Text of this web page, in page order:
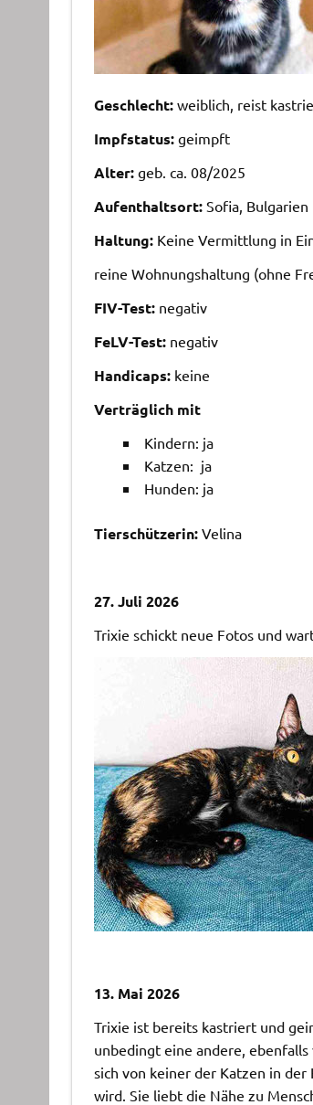
Geschlecht: weiblich, reist
Impfstatus:geimpft
Alter: geb. ca. 08/2025
Aufenthaltsort:Sofia, Bulgarien
Haltung: Keine Vermittlung in
reine Wohnungshaltung (ohne
FIV-Test:negativ
FeLV-Test:negativ
Handicaps:keine
Verträglich mit
Kindern: ja
Katzen: ja
Hunden: ja
Tierschützerin:Velina
27. Juli 2026
Trixie schickt neue Fotos und
13. Mai 2026
Trixie ist bereits kastriert und
unbedingt eine andere,
sich von keiner der Katzen in
wird. Sie liebt die Nähe zu